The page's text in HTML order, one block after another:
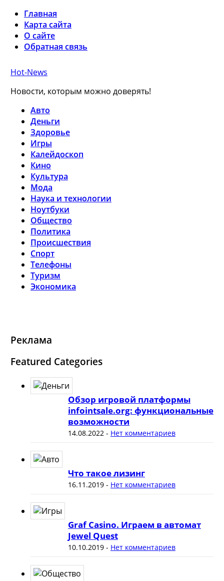
Главная
Карта сайта
О сайте
Обратная связь
Hot-News
Новости, которым можно доверять!
Авто
Деньги
Здоровье
Игры
Калейдоскоп
Кино
Культура
Мода
Наука и технологии
Ноутбуки
Общество
Политика
Происшествия
Спорт
Телефоны
Туризм
Экономика
Реклама
Featured Categories
Обзор игровой платформы
infointsale.org: функциональные
возможности
14.08.2022- Нет комментариев
Что такое лизинг
16.11.2019- Нет комментариев
Graf Casino. Играем в автомат
Jewel Quest
10.10.2019- Нет комментариев